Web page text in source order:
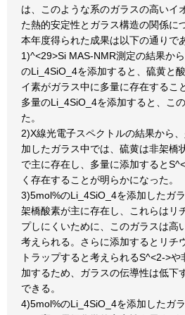
は、このような系のガラスの高いイ
た熱的安定性とガラス構造の関係に
本年度得られた成果は以下の通りで
1)^<29>Si MAS-NMR測定の結果か
のLi_4SiO_4を添加すると、硫黄と
イ素がガラス中に多量に存在するこ
多量のLi_4SiO_4を添加すると、こ
た。
2)X線光電子スペクトルの結果から
加したガラス中では、硫黄は非架橋
で主に存在し、多量に添加すると
く存在することが明らかになった。
3)5mol%のLi_4SiO_4を添加したガ
架橋酸素が主に存在し、これらはリ
プしにくいために、このガラスは高
考えられる。さらに添加するとリチ
トラップすると考えられるS^<2->
加するため、ガラスの伝導性は低下
できる。
4)5mol%のLi_4SiO_4を添加したガ